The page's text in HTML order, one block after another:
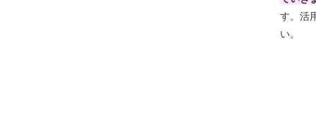
す。活
い。